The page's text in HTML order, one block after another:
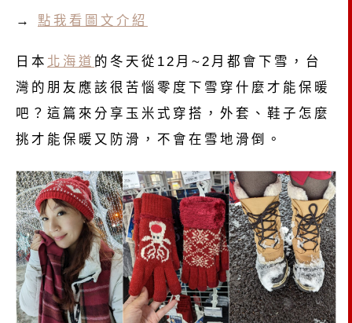
→ 點我看圖文介紹
日本 北海道 的冬天從12月~2月都會下雪，台
灣的朋友應該很苦惱零度下雪穿什麼才能保暖
吧？這篇來分享玉米式穿搭，外套、鞋子怎麼
挑才能保暖又防滑，不會在雪地滑倒。